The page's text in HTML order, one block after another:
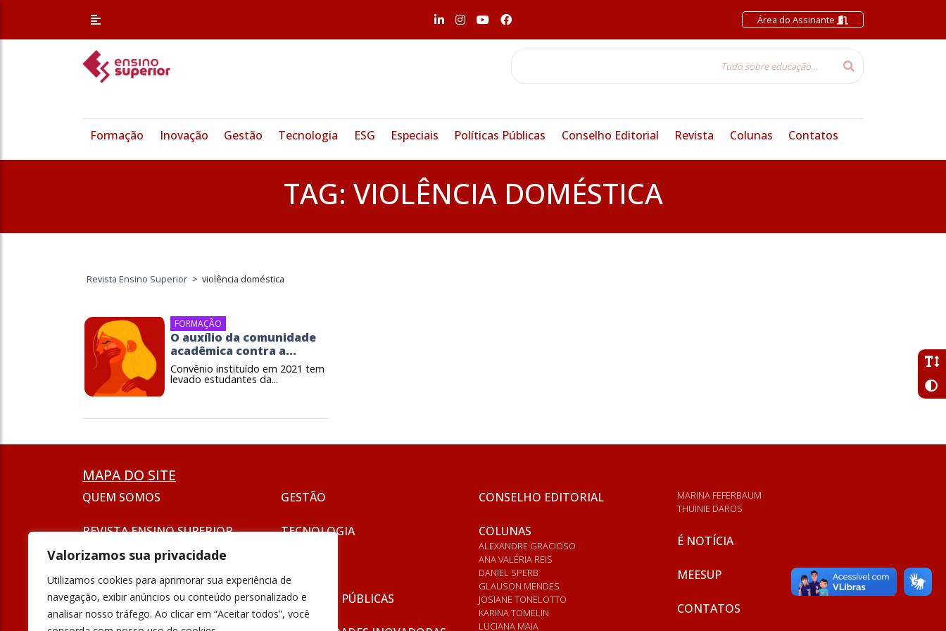
Valorizamos sua privacidade
Utilizamos cookies para aprimorar sua experiência de
navegação, exibir anúncios ou conteúdo personalizado e
analisar nosso tráfego. Ao clicar em “Aceitar todos”, você
Área do Assinante
Formação Inovação Gestão Tecnologia ESG Especiais Políticas Públicas Conselho Editorial Revista Colunas Contatos
TAG: VIOLÊNCIA DOMÉSTICA
Revista Ensino Superior > violência doméstica
FORMAÇÃO
O auxílio da comunidade
acadêmica contra a...
Convênio instituído em 2021 tem
levado estudantes da...
MAPA DO SITE
QUEM SOMOS
REVISTA ENSINO SUPERIOR
SEJA UM ANUNCIANTE
FORMAÇÃO
INOVAÇÃO
GESTÃO
TECNOLOGIA
POLÍTICAS PÚBLICAS
CONSELHO EDITORIAL
COLUNAS
ALEXANDRE GRACIOSO
ANA VALÉRIA REIS
DANIEL SPERB
GLAUSON MENDES
JOSIANE TONELOTTO
KARINA TOMELIN
LUCIANA MAIA
MARINA FEFERBAUM
THUINIE DAROS
É NOTÍCIA
MEESUP
CONTATOS